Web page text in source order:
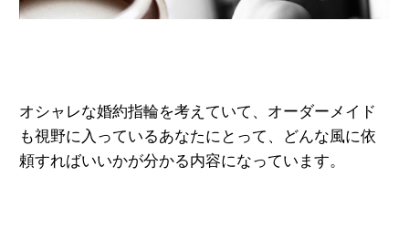
オシャレな婚約指輪を考えていて、オーダーメイド
も視野に入っているあなたにとって、どんな風に依
頼すればいいかが分かる内容になっています。